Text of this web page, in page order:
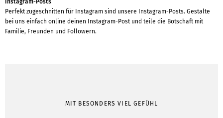
Perfekt zugeschnitten für Instagram sind unsere Instagram-Posts. Gestalte
bei uns einfach online deinen Instagram-Post und teile die Botschaft mit
Familie, Freunden und Followern.
MIT BESONDERS VIEL GEFÜHL